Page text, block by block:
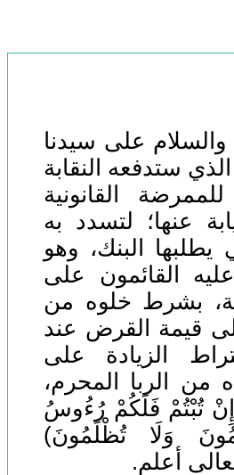
والسلام على سيدنا
ستدفعه النقابة
القانونية
عنها؛ لتسدد به
يطلبها البنك، وهو
القائمون على
بشرط خلوه من
قيمة القرض عند
الزيادة على
الربا المحرم،
تُبْتُمْ فَلَكُمْ رُءُوسُ
وَلَا تُظْلَمُونَ)